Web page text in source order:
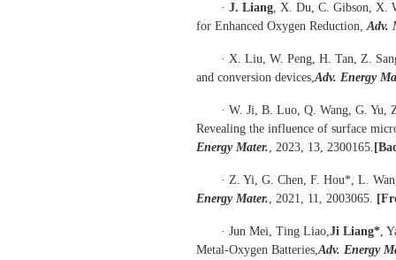
· J. Liang, X. Du, C. Gibson, X.
for Enhanced Oxygen Reduction,Adv.
· X. Liu, W. Peng, H. Tan, Z.
and conversion devices,Adv. Energy
· W. Ji, B. Luo, Q. Wang, G.
Revealing the influence of surface
Energy Mater., 2023, 13, 2300165.
· Z. Yi, G. Chen, F. Hou*, L.
Energy Mater., 2021, 11, 2003065.
· Jun Mei, Ting Liao,Ji Liang*,
Metal-Oxygen Batteries,Adv. Energy